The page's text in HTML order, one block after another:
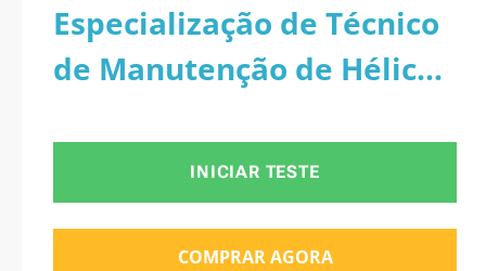
para Especialização
de Técnico de
Manutenção de
Hélices (LHP) 2026
PDF
Especialização de Técnico
de Manutenção de Hélices
INICIAR TESTE
COMPRAR AGORA